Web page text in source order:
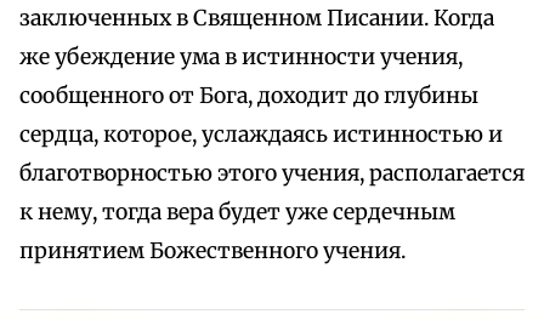
заключенных в Священном Писании. Когда
же убеждение ума в истинности учения,
сообщенного от Бога, доходит до глубины
сердца, которое, услаждаясь истинностью и
благотворностью этого учения, располагается
к нему, тогда вера будет уже сердечным
принятием Божественного учения.